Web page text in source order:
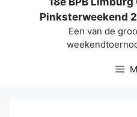
Pinksterweekend
Een van de